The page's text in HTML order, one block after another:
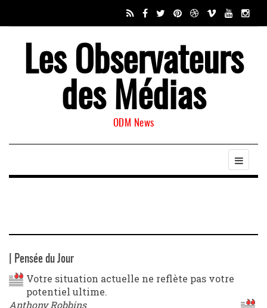
Les Observateurs
des Médias
ODM News
| Pensée du Jour
Votre situation actuelle ne reflète pas votre
potentiel ultime.
Anthony Robbins